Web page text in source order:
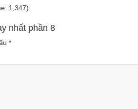
1,347)
nhất phần 8
*